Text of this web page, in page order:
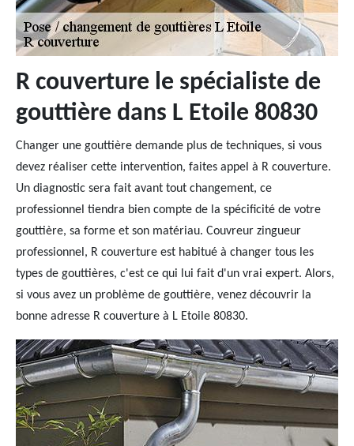
R couverture le spécialiste de
gouttière dans L Etoile 80830
Changer une gouttière demande plus de techniques, si vous
devez réaliser cette intervention, faites appel à R couverture.
Un diagnostic sera fait avant tout changement, ce
professionnel tiendra bien compte de la spécificité de votre
gouttière, sa forme et son matériau. Couvreur zingueur
professionnel, R couverture est habitué à changer tous les
types de gouttières, c'est ce qui lui fait d'un vrai expert. Alors,
si vous avez un problème de gouttière, venez découvrir la
bonne adresse R couverture à L Etoile 80830.